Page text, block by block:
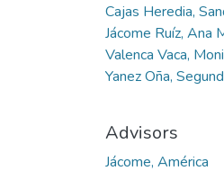
Cajas Heredia,
Jácome Ruíz, Ana
Valenca Vaca,
Yanez Oña,
Advisors
Jácome, América